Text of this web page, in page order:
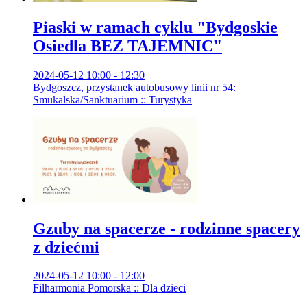
Piaski w ramach cyklu "Bydgoskie
Osiedla BEZ TAJEMNIC"
2024-05-12 10:00 - 12:30
Bydgoszcz, przystanek autobusowy linii nr 54:
Smukalska/Sanktuarium :: Turystyka
Gzuby na spacerze - rodzinne spacery
z dziećmi
2024-05-12 10:00 - 12:00
Filharmonia Pomorska :: Dla dzieci